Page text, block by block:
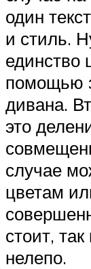
один
и стиль.
единство
помощью
дивана.
это
случае
цветам
стоит,
нелепо.